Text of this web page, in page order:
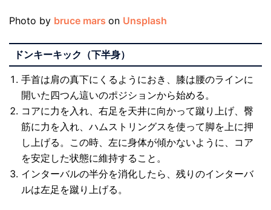
Photo by bruce mars on Unsplash
ドンキーキック（下半身）
手首は肩の真下にくるようにおき、膝は腰のラインに
開いた四つん這いのポジションから始める。
コアに力を入れ、右足を天井に向かって蹴り上げ、臀
筋に力を入れ、ハムストリングスを使って脚を上に押
し上げる。この時、左に身体が傾かないように、コア
を安定した状態に維持すること。
インターバルの半分を消化したら、残りのインターバ
ルは左足を蹴り上げる。